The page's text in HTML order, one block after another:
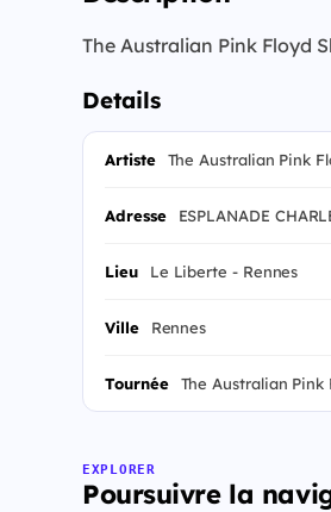
The Australian Pink Floyd
Details
Artiste The Australian Pink
Adresse ESPLANADE
Lieu Le Liberte - Rennes
Ville Rennes
Tournée The Australian Pink
EXPLORER
Poursuivre la